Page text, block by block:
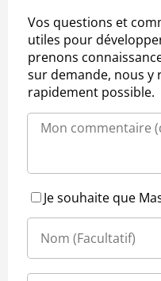
Vos questions et
utiles pour
prenons
sur demande, nous y
rapidement possible.
Je souhaite que